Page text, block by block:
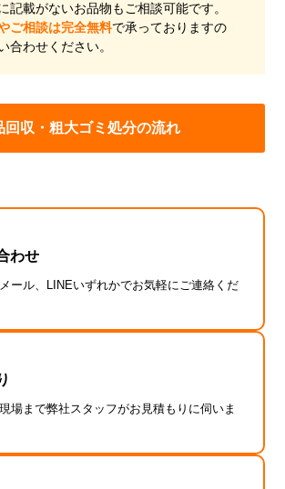
記載がないお品物もご相談可能です。
ご相談は完全無料で承っておりますの
合わせください。
回収・粗大ゴミ処分の流れ
わせ
ール、LINEいずれかでお気軽にご連絡くだ
場まで弊社スタッフがお見積もりに伺いま